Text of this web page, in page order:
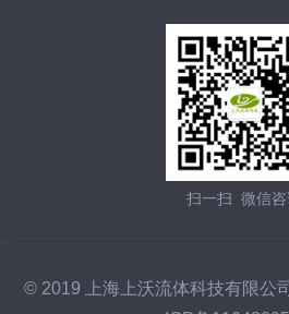
扫一扫 微信咨
© 2019 上海上沃流体科技有限公